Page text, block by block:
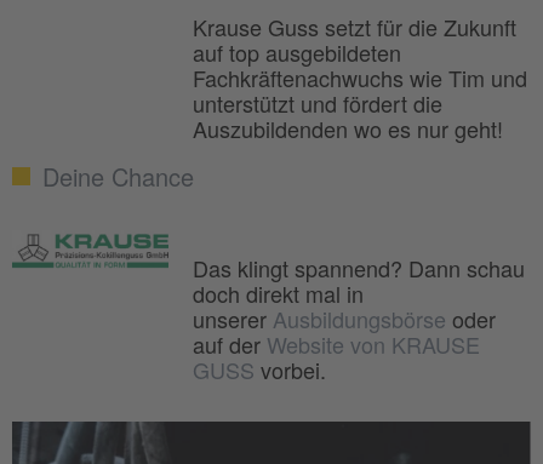
Krause Guss setzt für die Zukunft
auf top ausgebildeten
Fachkräftenachwuchs wie Tim und
unterstützt und fördert die
Auszubildenden wo es nur geht!
Deine Chance
Das klingt spannend? Dann schau
doch direkt mal in
unserer Ausbildungsbörse oder
auf der Website von KRAUSE
GUSS vorbei.